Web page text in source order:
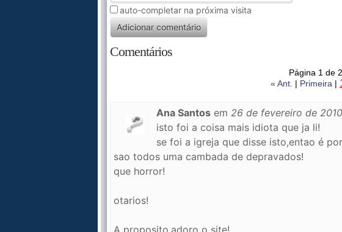
auto-completar na próxima visita
Comentários
Página 1 de
« Ant. | Primeira |
Ana Santos em 26 de fevereiro de 2010
isto foi a coisa mais idiota que ja li!
se foi a igreja que disse isto,entao é
sao todos uma cambada de depravados!
que horror!
otarios!
A proposito,adoro o site!